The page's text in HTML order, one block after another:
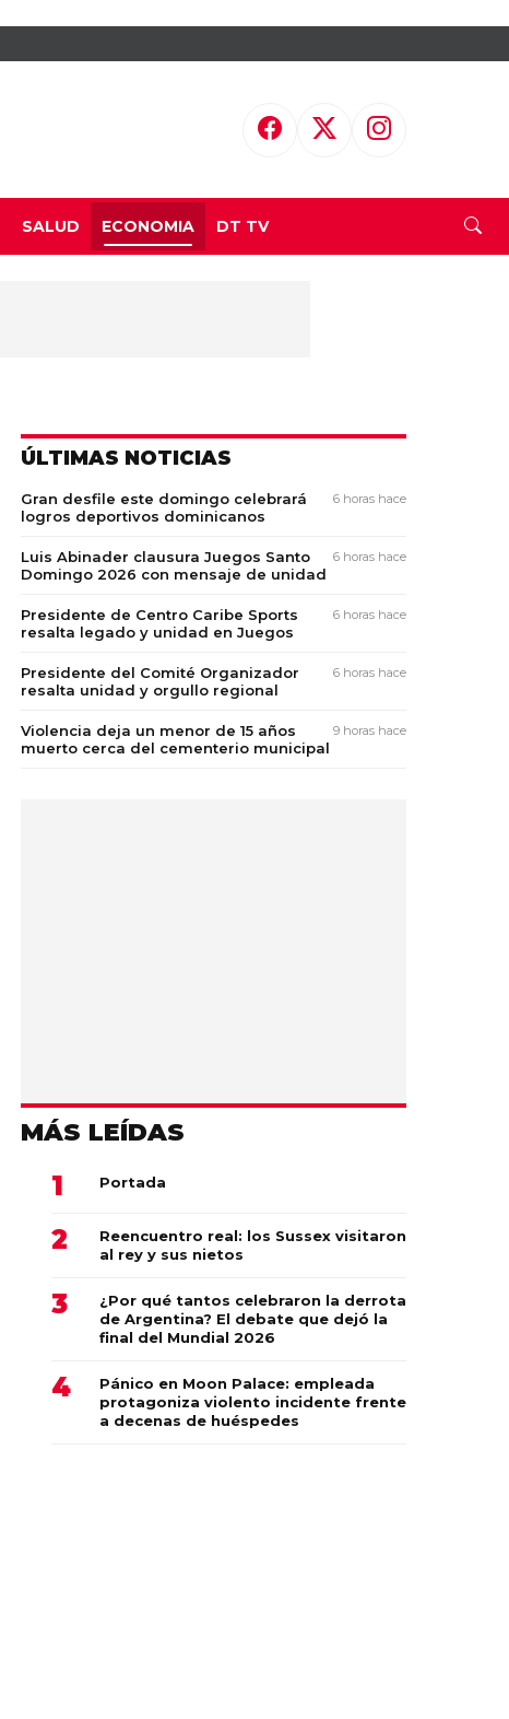
SALUD ECONOMIA DT TV
ÚLTIMAS NOTICIAS
Gran desfile este domingo celebrará
logros deportivos dominicanos
6 horas hace
Luis Abinader clausura Juegos Santo
Domingo 2026 con mensaje de unidad
6 horas hace
Presidente de Centro Caribe Sports
resalta legado y unidad en Juegos
6 horas hace
Presidente del Comité Organizador
resalta unidad y orgullo regional
6 horas hace
Violencia deja un menor de 15 años
muerto cerca del cementerio municipal
9 horas hace
MÁS LEÍDAS
Portada
Reencuentro real: los Sussex visitaron
al rey y sus nietos
¿Por qué tantos celebraron la derrota
de Argentina? El debate que dejó la
final del Mundial 2026
Pánico en Moon Palace: empleada
protagoniza violento incidente frente
a decenas de huéspedes